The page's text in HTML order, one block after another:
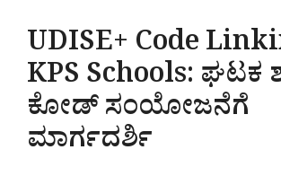
UDISE+ Code
KPS Schools: ಘಟಕ
ಕೋಡ್ ಸಂಯೋಜನೆಗೆ
ಮಾರ್ಗದರ್ಶಿ